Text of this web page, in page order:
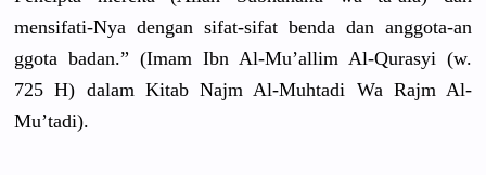
mensifati-Nya dengan sifat-sifat benda dan anggota-an
ggota badan.” (Imam Ibn Al-Mu’allim Al-Qurasyi (w.
725 H) dalam Kitab Najm Al-Muhtadi Wa Rajm Al-
Mu’tadi).